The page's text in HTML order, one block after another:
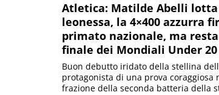
Atletica: Matilde Abelli lotta
leonessa, la 4×400 azzurra
primato nazionale, ma
finale dei Mondiali Under 20
Buon debutto iridato della stellina
protagonista di una prova coraggiosa
frazione della seconda batteria della